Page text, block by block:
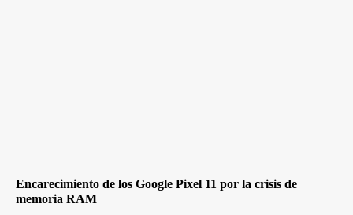
Encarecimiento de los Google Pixel 11 por la crisis de
memoria RAM